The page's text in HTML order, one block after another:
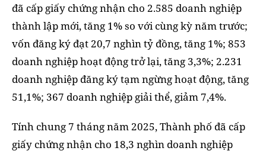
đã cấp giấy chứng nhận cho 2.585 doanh nghiệp
thành lập mới, tăng 1% so với cùng kỳ năm trước;
vốn đăng ký đạt 20,7 nghìn tỷ đồng, tăng 1%; 853
doanh nghiệp hoạt động trở lại, tăng 3,3%; 2.231
doanh nghiệp đăng ký tạm ngừng hoạt động, tăng
51,1%; 367 doanh nghiệp giải thể, giảm 7,4%.
Tính chung 7 tháng năm 2025, Thành phố đã cấp
giấy chứng nhận cho 18,3 nghìn doanh nghiệp